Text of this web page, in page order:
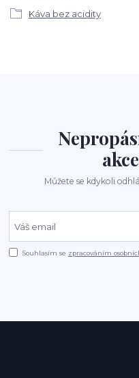
Káva bez acidity
Můžete se kdykoli
Souhlasím se zpracováním